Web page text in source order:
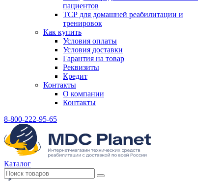
пациентов
ТСР для домашней реабилитации и
тренировок
Как купить
Условия оплаты
Условия доставки
Гарантия на товар
Реквизиты
Кредит
Контакты
О компании
Контакты
8-800-222-95-65
Каталог